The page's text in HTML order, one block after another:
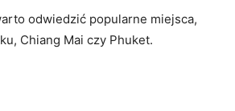
odwiedzić popularne ‌miejsca,​
Chiang Mai czy Phuket.